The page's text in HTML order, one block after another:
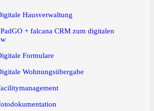
Hausverwaltung
+ falcana CRM zum digitalen
Formulare
Wohnungsübergabe